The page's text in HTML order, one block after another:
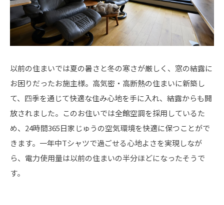
以前の住まいでは夏の暑さと冬の寒さが厳しく、窓の結露に
お困りだったお施主様。高気密・高断熱の住まいに新築し
て、四季を通じて快適な住み心地を手に入れ、結露からも開
放されました。このお住いでは全館空調を採用しているた
め、24時間365日家じゅうの空気環境を快適に保つことがで
きます。一年中Tシャツで過ごせる心地よさを実現しなが
ら、電力使用量は以前の住まいの半分ほどになったそうで
す。